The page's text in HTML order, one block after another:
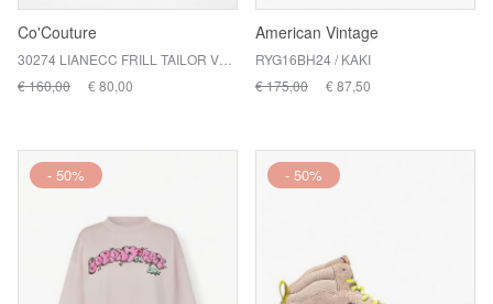
Co'Couture
€ 160,00
€ 80,00
American Vintage
RYG16BH24 / KAKI
€ 175,00
€ 87,50
- 50% - 50%